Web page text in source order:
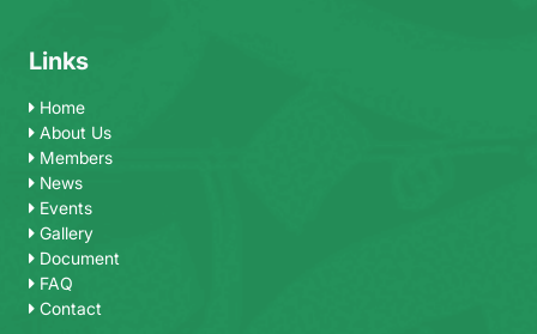
Links
Home
About Us
Members
News
Events
Gallery
Document
FAQ
Contact